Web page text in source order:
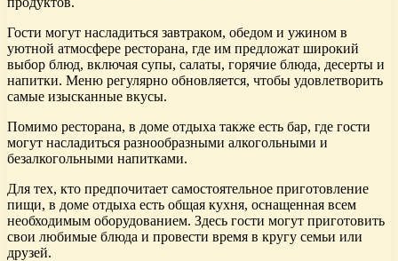
Гости могут насладиться завтраком, обедом и ужином в
уютной атмосфере ресторана, где им предложат широкий
выбор блюд, включая супы, салаты, горячие блюда, десерты и
напитки. Меню регулярно обновляется, чтобы удовлетворить
самые изысканные вкусы.
Помимо ресторана, в доме отдыха также есть бар, где гости
могут насладиться разнообразными алкогольными и
безалкогольными напитками.
Для тех, кто предпочитает самостоятельное приготовление
пищи, в доме отдыха есть общая кухня, оснащенная всем
необходимым оборудованием. Здесь гости могут приготовить
свои любимые блюда и провести время в кругу семьи или
друзей.